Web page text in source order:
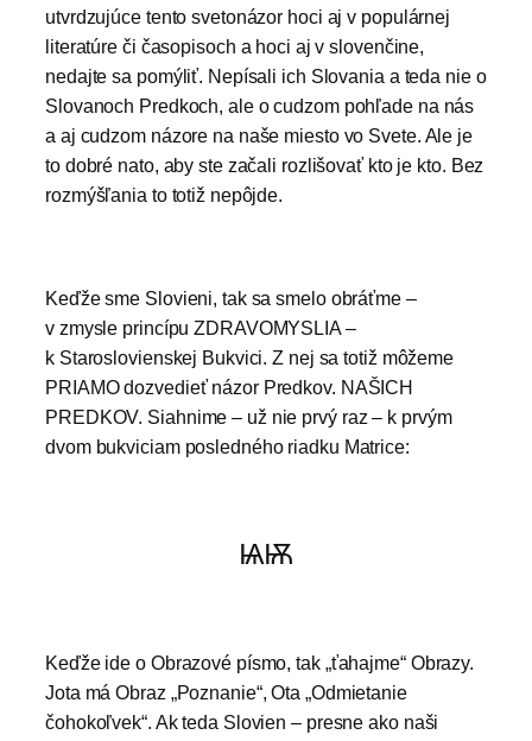
utvrdzujúce tento svetonázor hoci aj v populárnej
literatúre či časopisoch a hoci aj v slovenčine,
nedajte sa pomýliť. Nepísali ich Slovania a teda nie o
Slovanoch Predkoch, ale o cudzom pohľade na nás
a aj cudzom názore na naše miesto vo Svete. Ale je
to dobré nato, aby ste začali rozlišovať kto je kto. Bez
rozmýšľania to totiž nepôjde.
Keďže sme Slovieni, tak sa smelo obráťme –
v zmysle princípu ZDRAVOMYSLIA –
k Staroslovienskej Bukvici. Z nej sa totiž môžeme
PRIAMO dozvedieť názor Predkov. NAŠICH
PREDKOV. Siahnime – už nie prvý raz – k prvým
dvom bukviciam posledného riadku Matrice:
ѨѬ
Keďže ide o Obrazové písmo, tak „ťahajme“ Obrazy.
Jota má Obraz „Poznanie“, Ota „Odmietanie
čohokoľvek“. Ak teda Slovien – presne ako naši